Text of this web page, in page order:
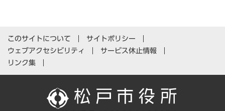
このサイトについて
サイトポリシー
ウェブアクセシビリティ
サービス休止情報
リンク集